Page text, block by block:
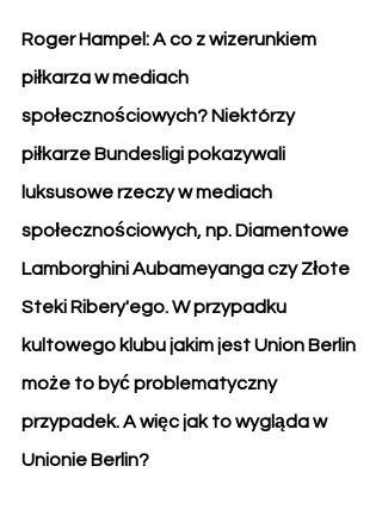
Roger Hampel: A co z wizerunkiem
piłkarza w mediach
społecznościowych? Niektórzy
piłkarze Bundesligi pokazywali
luksusowe rzeczy w mediach
społecznościowych, np. Diamentowe
Lamborghini Aubameyanga czy Złote
Steki Ribery'ego. W przypadku
kultowego klubu jakim jest Union Berlin
może to być problematyczny
przypadek. A więc jak to wygląda w
Unionie Berlin?